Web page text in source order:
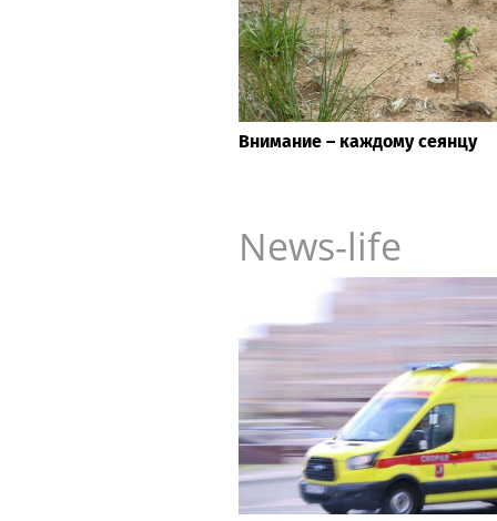
Внимание – каждому сеянцу
News-life